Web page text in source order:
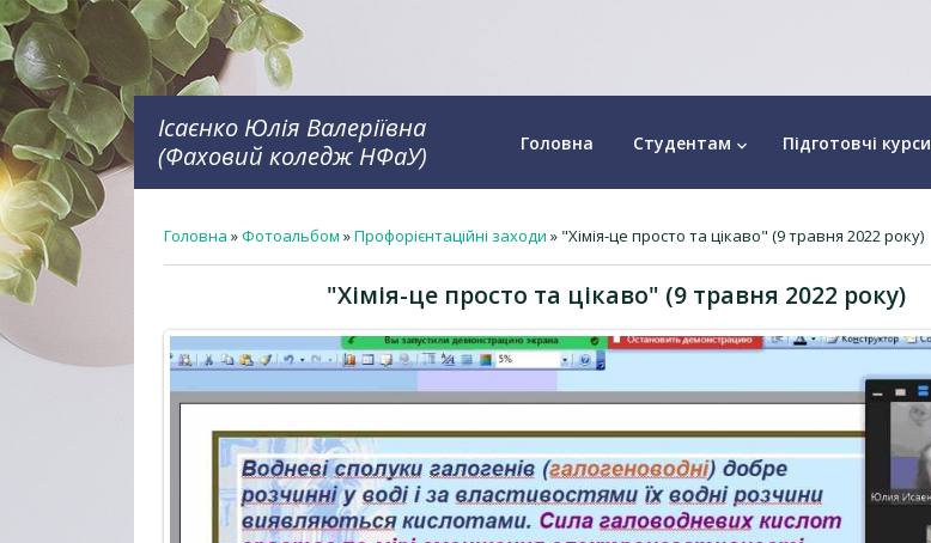
Ісаєнко Юлія Валеріївна
(Фаховий коледж НФаУ)
Головна Студентам keyboard_arrow_down Підготовчі курси
Головна »Фотоальбом »Профорієнтаційні заходи » "Хімія-це просто та цікаво" (9 травня 2022 року)
"Хімія-це просто та цікаво" (9 травня 2022 року)